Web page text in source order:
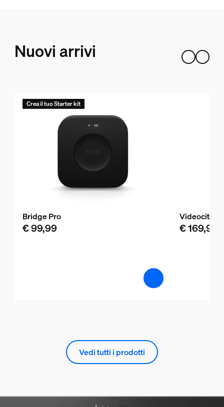
Nuovi arrivi
Crea il tuo Starter kit
Bridge Pro
€ 99,99 € 169,99
Vedi tutti i prodotti